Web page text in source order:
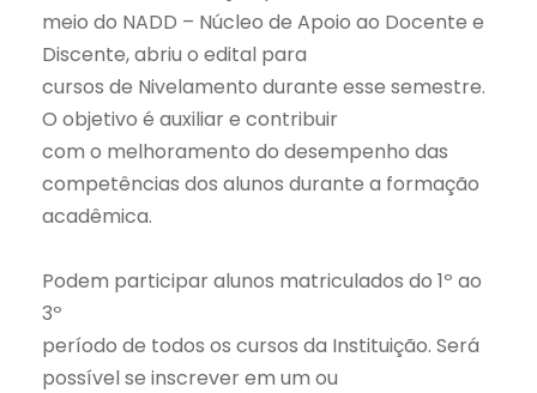
meio do NADD – Núcleo de Apoio ao Docente e
Discente, abriu o edital para
cursos de Nivelamento durante esse semestre.
O objetivo é auxiliar e contribuir
com o melhoramento do desempenho das
competências dos alunos durante a formação
acadêmica.
Podem participar alunos matriculados do 1º ao
3º
período de todos os cursos da Instituição. Será
possível se inscrever em um ou